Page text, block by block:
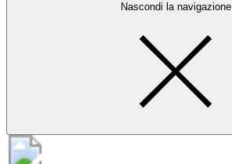
Nascondi la navigazione